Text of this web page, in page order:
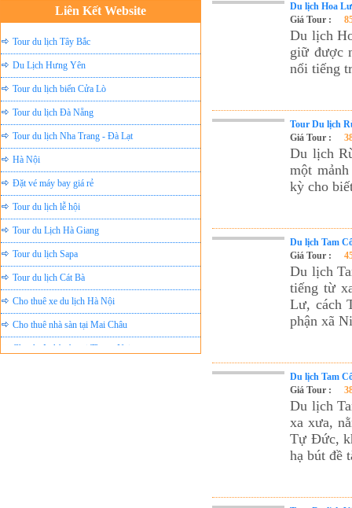
Liên Kết Website
Du lịch quốc tế Ánh Sao Mới
Du Lịch Hưng Yên
Tour du lịch biển Cửa Lò
Tour du lịch Đà Nẵng
Tour du lịch Nha Trang - Đà Lạt
Hà Nội
Đặt vé máy bay giá rẻ
Tour du lịch lễ hội
Tour du Lịch Hà Giang
Tour du lịch Sapa
Tour du lịch Cát Bà
Cho thuê xe du lịch Hà Nội
Cho thuê nhà sàn tại Mai Châu
Cho thuê nhà sàn tại Thung Nai
Du lịch Hoa
Giá Tour :
Du lịch
giữ được
nổi tiếng
Tour Du lịch
Giá Tour :
Du lịch
một
kỳ cho
Du lịch Tam
Giá Tour :
Du lịch
tiếng từ
Lư, cách
phận xã
Du lịch Tam
Giá Tour :
Du lịch
xa xưa,
Tự Đức,
hạ bút đề